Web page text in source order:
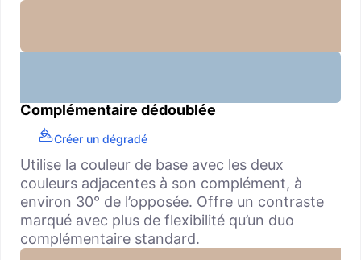
Complémentaire dédoublée
Créer un dégradé
Utilise la couleur de base avec les deux
couleurs adjacentes à son complément, à
environ 30° de l’opposée. Offre un contraste
marqué avec plus de flexibilité qu’un duo
complémentaire standard.